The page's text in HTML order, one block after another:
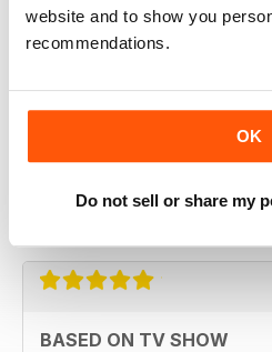
website and to show you
recommendations.
OK
Do not sell or share my
GOES WELL WITH THE
BASED ON TV SHOW